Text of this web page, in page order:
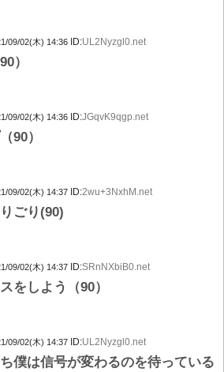
09/02(木) 14:36 ID:UL2Nyzgl0.net
）
09/02(木) 14:36 ID:JGqvK9qgp.net
90）
09/02(木) 14:37 ID:2wu+3NxhM.net
ごり(90)
09/02(木) 14:37 ID:SRnNXbiB0.net
をしよう（90）
09/02(木) 14:37 ID:UL2Nyzgl0.net
僕は信号が変わるのを待っている